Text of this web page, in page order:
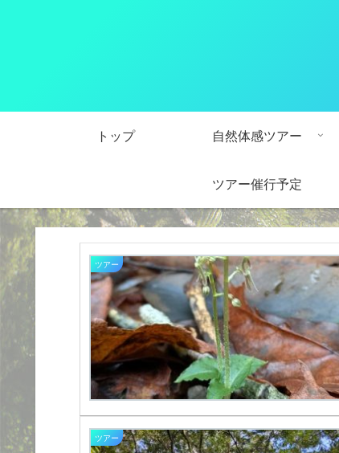
トップ 自然体感ツアー
ツアー催行予定
ツアー
ツアー